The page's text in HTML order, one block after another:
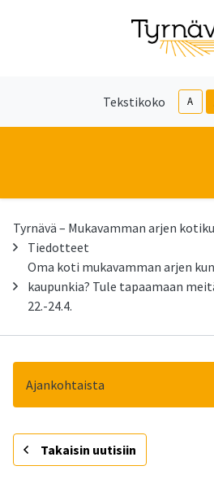
Tekstikoko A
Tyrnävä – Mukavamman arjen
Tiedotteet
Oma koti mukavamman arjen
kaupunkia? Tule tapaamaan
22.-24.4.
Ajankohtaista
- Takaisin uutisiin